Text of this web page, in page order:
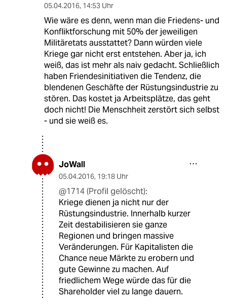
05.04.2016, 14:53 Uhr
Wie wäre es denn, wenn man die Friedens- und
Konfliktforschung mit 50% der jeweiligen
Militäretats ausstattet? Dann würden viele
Kriege gar nicht erst entstehen. Aber ja, ich
weiß, das ist mehr als naiv gedacht. Schließlich
haben Friendesinitiativen die Tendenz, die
blendenen Geschäfte der Rüstungsindustrie zu
stören. Das kostet ja Arbeitsplätze, das geht
doch nicht! Die Menschheit zerstört sich selbst
- und sie weiß es.
JoWall
05.04.2016, 19:18 Uhr
@1714 (Profil gelöscht):
Kriege dienen ja nicht nur der
Rüstungsindustrie. Innerhalb kurzer
Zeit destabilisieren sie ganze
Regionen und bringen massive
Veränderungen. Für Kapitalisten die
Chance neue Märkte zu erobern und
gute Gewinne zu machen. Auf
friedlichem Wege würde das für die
Shareholder viel zu lange dauern.